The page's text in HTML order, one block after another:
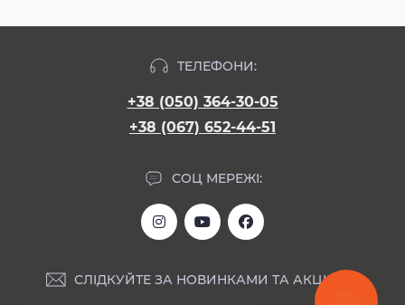
ТЕЛЕФОНИ:
+38 (050) 364-30-05
+38 (067) 652-44-51
СОЦ МЕРЕЖІ:
СЛІДКУЙТЕ ЗА НОВИНКАМИ ТА АКЦІЯМИ: